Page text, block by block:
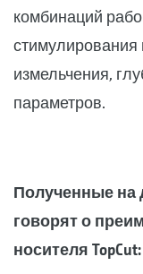
комбинаций
измельчения,
параметров.
Полученные на
говорят о
носителя TopCut: